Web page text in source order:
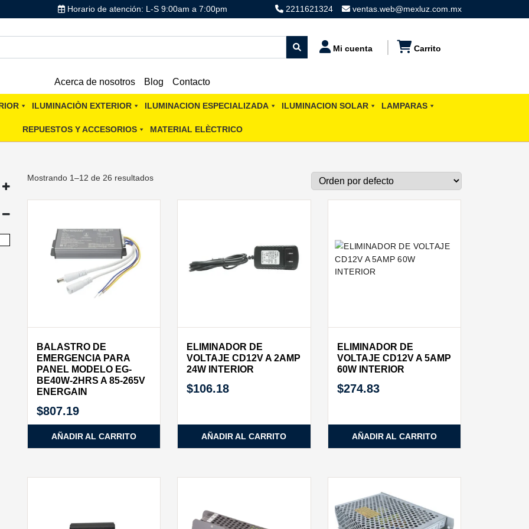
Horario de atención: L-S 9:00am a 7:00pm 2211621324 ventas.web@mexluz.com.mx
Mi cuenta Carrito
Acerca de nosotros Blog Contacto
ILUMINACIÒN EXTERIOR ILUMINACION ESPECIALIZADA ILUMINACION SOLAR LAMPARAS
REPUESTOS Y ACCESORIOS MATERIAL ELÈCTRICO
Mostrando 1–12 de 26 resultados
BALASTRO DE
EMERGENCIA PARA
PANEL MODELO EG-
BE40W-2HRS A 85-265V
ENERGAIN
$807.19
AÑADIR AL CARRITO
ELIMINADOR DE
VOLTAJE CD12V A 2AMP
24W INTERIOR
$106.18
AÑADIR AL CARRITO
ELIMINADOR DE
VOLTAJE CD12V A 5AMP
60W INTERIOR
$274.83
AÑADIR AL CARRITO